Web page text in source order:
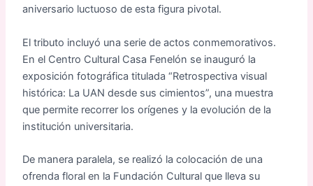
aniversario luctuoso de esta figura pivotal.
El tributo incluyó una serie de actos conmemorativos.
En el Centro Cultural Casa Fenelón se inauguró la
exposición fotográfica titulada “Retrospectiva visual
histórica: La UAN desde sus cimientos”, una muestra
que permite recorrer los orígenes y la evolución de la
institución universitaria.
De manera paralela, se realizó la colocación de una
ofrenda floral en la Fundación Cultural que lleva su